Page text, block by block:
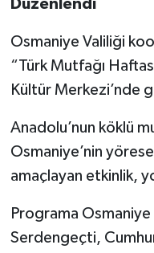
Düzenlendi
Osmaniye Valiliği
“Türk Mutfağı
Kültür Merkezi’nde
Anadolu’nun köklü
Osmaniye’nin
amaçlayan etkinlik,
Programa
Serdengeçti,